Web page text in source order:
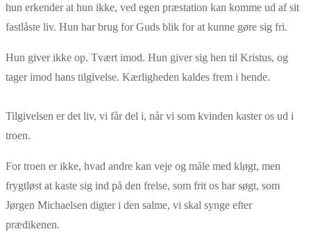
hun erkender at hun ikke, ved egen præstation kan komme ud af sit
fastlåste liv. Hun har brug for Guds blik for at kunne gøre sig fri.
Hun giver ikke op. Tvært imod. Hun giver sig hen til Kristus, og
tager imod hans tilgivelse. Kærligheden kaldes frem i hende.
Tilgivelsen er det liv, vi får del i, når vi som kvinden kaster os ud i
troen.
For troen er ikke, hvad andre kan veje og måle med kløgt, men
frygtløst at kaste sig ind på den frelse, som frit os har søgt, som
Jørgen Michaelsen digter i den salme, vi skal synge efter
prædikenen.